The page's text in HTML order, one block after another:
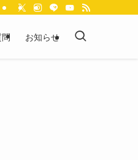
お知らせ